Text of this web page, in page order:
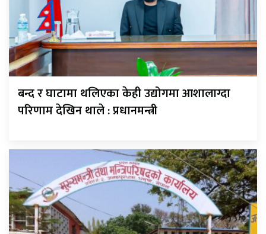
बन्द र घाटामा थलिएका केही उद्योगमा आशालाग्दा
परिणाम देखिन थाले : प्रधानमन्त्री